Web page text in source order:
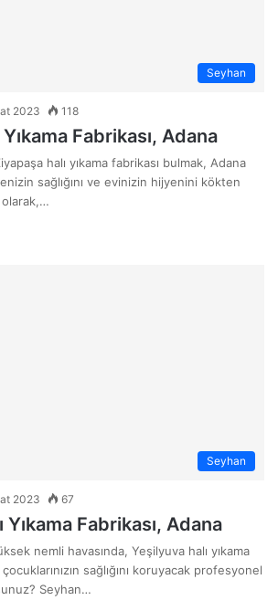
Seyhan
2023 118
Fabrikası, Adana
halı yıkama fabrikası bulmak, Adana
sağlığını ve evinizin hijyenini kökten
Seyhan
2023 67
Yıkama Fabrikası, Adana
nemli havasında, Yeşilyuva halı yıkama
çocuklarınızın sağlığını koruyacak profesyonel
Seyhan…